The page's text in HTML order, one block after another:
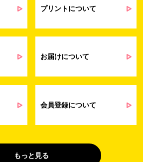
弊社製品やサービスに関する情報、また
は営業およびマーケティング活動（セミナ
にお知らせするため
問い合わせへの対応のため
お客様の作品紹介を通した販促活動のた
プリントについて
お届けについて
会員登録について
もっと見る